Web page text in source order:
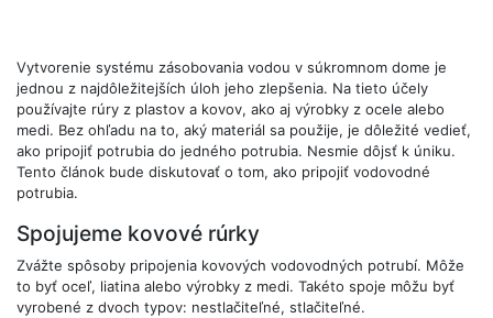
Vytvorenie systému zásobovania vodou v súkromnom dome je
jednou z najdôležitejších úloh jeho zlepšenia. Na tieto účely
používajte rúry z plastov a kovov, ako aj výrobky z ocele alebo
medi. Bez ohľadu na to, aký materiál sa použije, je dôležité vedieť,
ako pripojiť potrubia do jedného potrubia. Nesmie dôjsť k úniku.
Tento článok bude diskutovať o tom, ako pripojiť vodovodné
potrubia.
Spojujeme kovové rúrky
Zvážte spôsoby pripojenia kovových vodovodných potrubí. Môže
to byť oceľ, liatina alebo výrobky z medi. Takéto spoje môžu byť
vyrobené z dvoch typov: nestlačiteľné, stlačiteľné.